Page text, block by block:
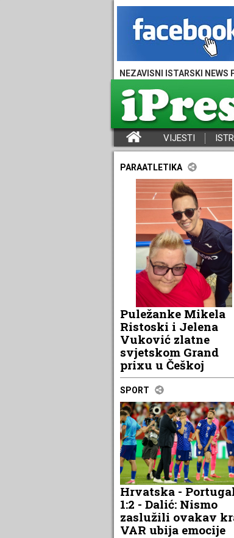
NEZAVISNI ISTARSKI NEWS
VIJESTI
PARAATLETIKA
Puležanke Mikela
Ristoski i Jelena
Vuković zlatne
svjetskom Grand
prixu u Češkoj
SPORT
Hrvatska -
1:2 - Dalić: Nismo
zaslužili ovakav
VAR ubija emocije